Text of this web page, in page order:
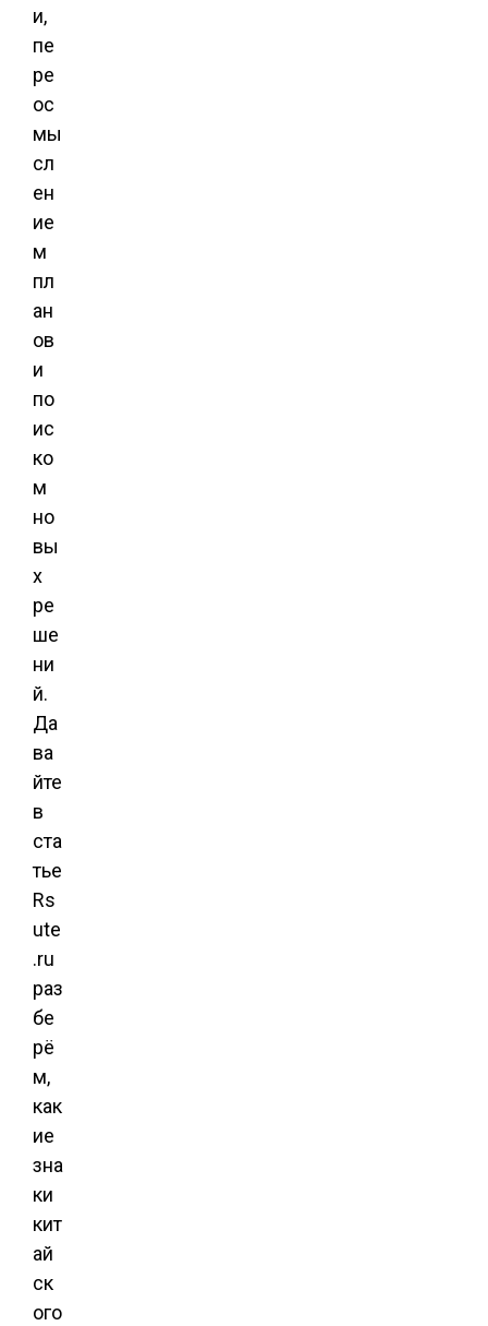
и,
пе
ре
ос
мы
сл
ен
ие
м
пл
ан
ов
и
по
ис
ко
м
но
вы
х
ре
ше
ни
й.
Да
ва
йте
в
ста
тье
Rs
ute
.ru
раз
бе
рё
м,
как
ие
зна
ки
кит
ай
ск
ого